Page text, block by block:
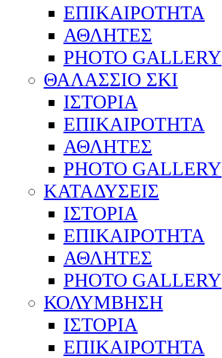
ΕΠΙΚΑΙΡΟΤΗΤΑ
ΑΘΛΗΤΕΣ
PHOTO GALLERY
ΘΑΛΑΣΣΙΟ ΣΚΙ
ΙΣΤΟΡΙΑ
ΕΠΙΚΑΙΡΟΤΗΤΑ
ΑΘΛΗΤΕΣ
PHOTO GALLERY
ΚΑΤΑΔΥΣΕΙΣ
ΙΣΤΟΡΙΑ
ΕΠΙΚΑΙΡΟΤΗΤΑ
ΑΘΛΗΤΕΣ
PHOTO GALLERY
ΚΟΛΥΜΒΗΣΗ
ΙΣΤΟΡΙΑ
ΕΠΙΚΑΙΡΟΤΗΤΑ